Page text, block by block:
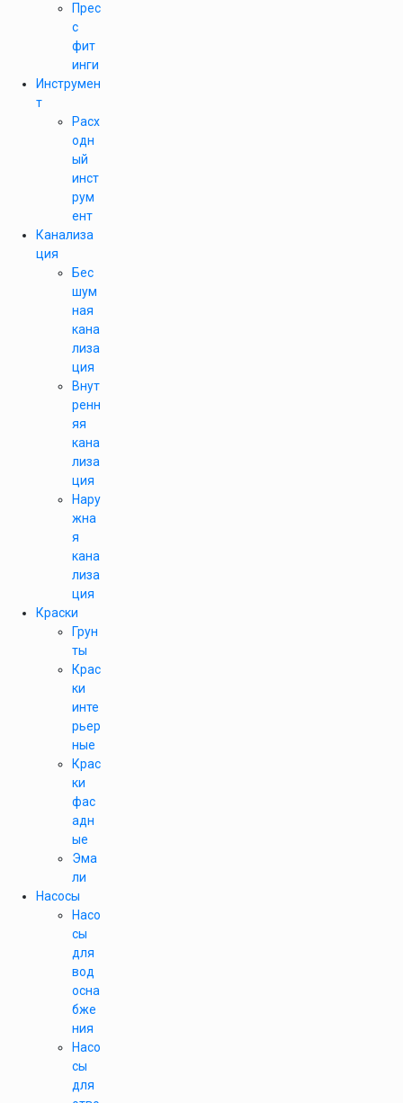
Прес
с
фит
инги
Инструмен
т
Расх
одн
ый
инст
рум
ент
Канализа
ция
Бес
шум
ная
кана
лиза
ция
Внут
ренн
яя
кана
лиза
ция
Нару
жна
я
кана
лиза
ция
Краски
Грун
ты
Крас
ки
инте
рьер
ные
Крас
ки
фас
адн
ые
Эма
ли
Насосы
Насо
сы
для
вод
осна
бже
ния
Насо
сы
для